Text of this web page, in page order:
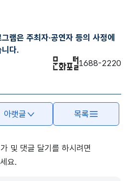
램은 주최자·공연자 등의 사정에
다.
1688-2220
아랫글 목록
및 댓글 달기를 하시려면
요.